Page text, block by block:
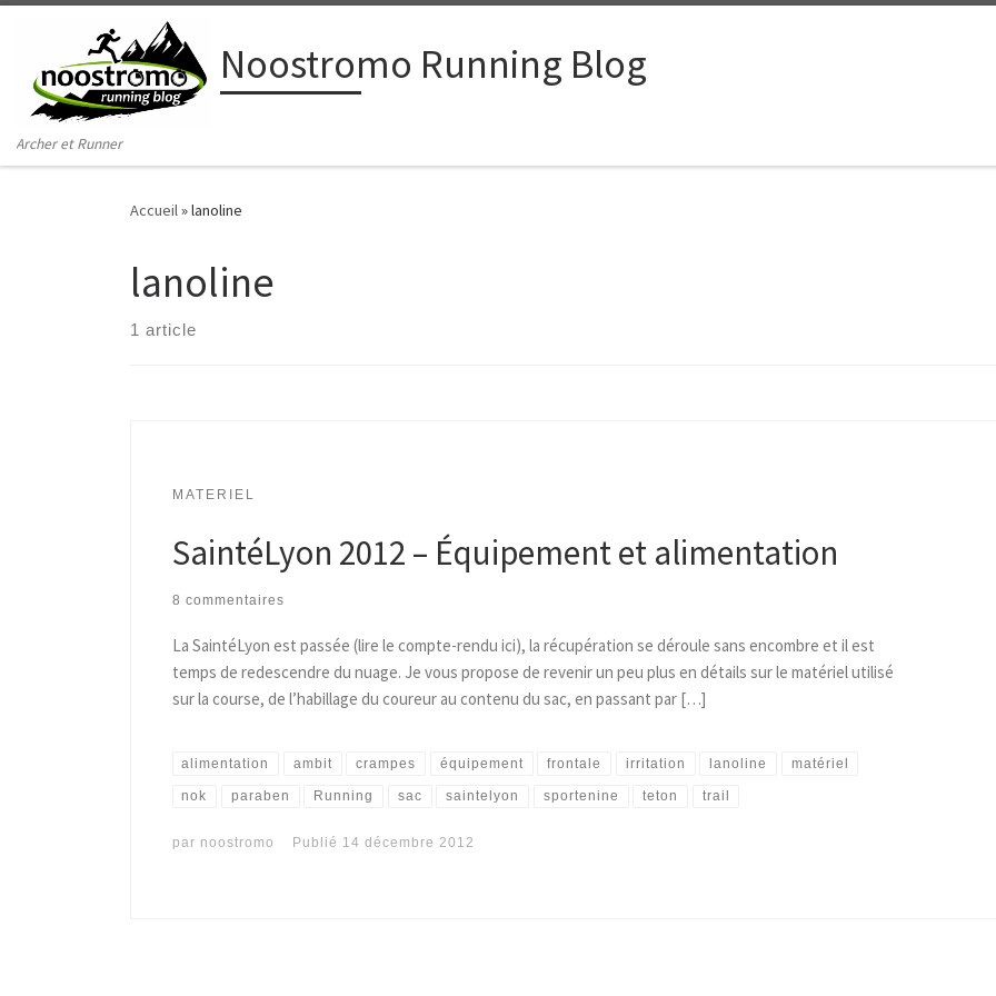
Passer au contenu
Noostromo Running Blog
Archer et Runner
Accueil»lanoline
lanoline
1 article
MATERIEL
SaintéLyon 2012 – Équipement et alimentation
8 commentaires
La SaintéLyon est passée (lire le compte-rendu ici), la récupération se déroule sans encombre et il est
temps de redescendre du nuage. Je vous propose de revenir un peu plus en détails sur le matériel utilisé
sur la course, de l’habillage du coureur au contenu du sac, en passant par […]
alimentation ambit crampes équipement frontale irritation lanoline matériel
nok paraben Running sac saintelyon sportenine teton trail
par noostromo Publié 14 décembre 2012